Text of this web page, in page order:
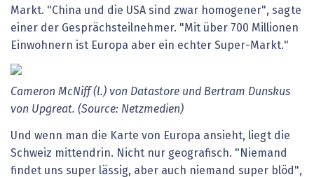
Markt. "China und die USA sind zwar homogener", sagte
einer der Gesprächsteilnehmer. "Mit über 700 Millionen
Einwohnern ist Europa aber ein echter Super-Markt."
Cameron McNiff (l.) von Datastore und Bertram Dunskus
von Upgreat. (Source: Netzmedien)
Und wenn man die Karte von Europa ansieht, liegt die
Schweiz mittendrin. Nicht nur geografisch. "Niemand
findet uns super lässig, aber auch niemand super blöd",